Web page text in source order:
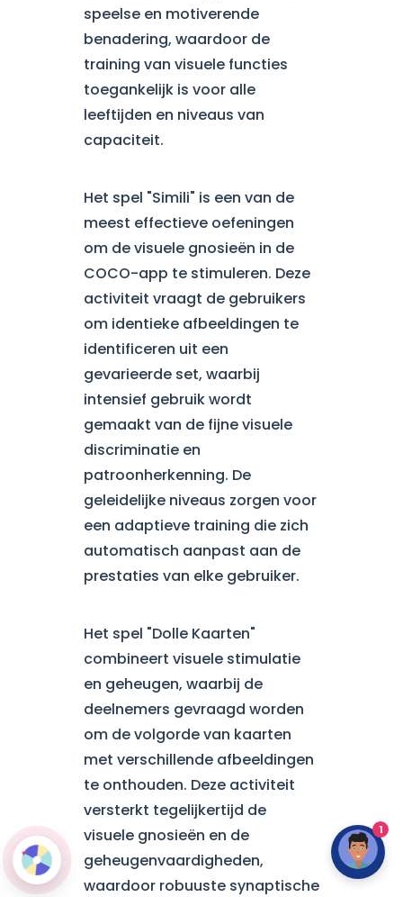
speelse en motiverende
benadering, waardoor de
training van visuele functies
toegankelijk is voor alle
leeftijden en niveaus van
capaciteit.
Het spel "Simili" is een van de
meest effectieve oefeningen
om de visuele gnosieën in de
COCO-app te stimuleren. Deze
activiteit vraagt de gebruikers
om identieke afbeeldingen te
identificeren uit een
gevarieerde set, waarbij
intensief gebruik wordt
gemaakt van de fijne visuele
discriminatie en
patroonherkenning. De
geleidelijke niveaus zorgen voor
een adaptieve training die zich
automatisch aanpast aan de
prestaties van elke gebruiker.
Het spel "Dolle Kaarten"
combineert visuele stimulatie
en geheugen, waarbij de
deelnemers gevraagd worden
om de volgorde van kaarten
met verschillende afbeeldingen
te onthouden. Deze activiteit
versterkt tegelijkertijd de
visuele gnosieën en de
geheugenvaardigheden,
waardoor robuuste synaptische
1